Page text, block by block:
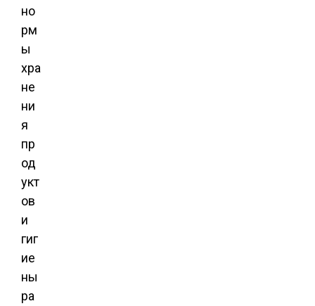
но
рм
ы
хра
не
ни
я
пр
од
укт
ов
и
гиг
ие
ны
ра